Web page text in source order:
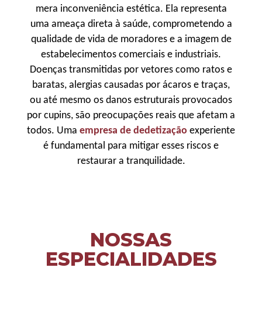
mera inconveniência estética. Ela representa
uma ameaça direta à saúde, comprometendo a
qualidade de vida de moradores e a imagem de
estabelecimentos comerciais e industriais.
Doenças transmitidas por vetores como ratos e
baratas, alergias causadas por ácaros e traças,
ou até mesmo os danos estruturais provocados
por cupins, são preocupações reais que afetam a
todos. Uma empresa de dedetização experiente
é fundamental para mitigar esses riscos e
restaurar a tranquilidade.
NOSSAS
ESPECIALIDADES